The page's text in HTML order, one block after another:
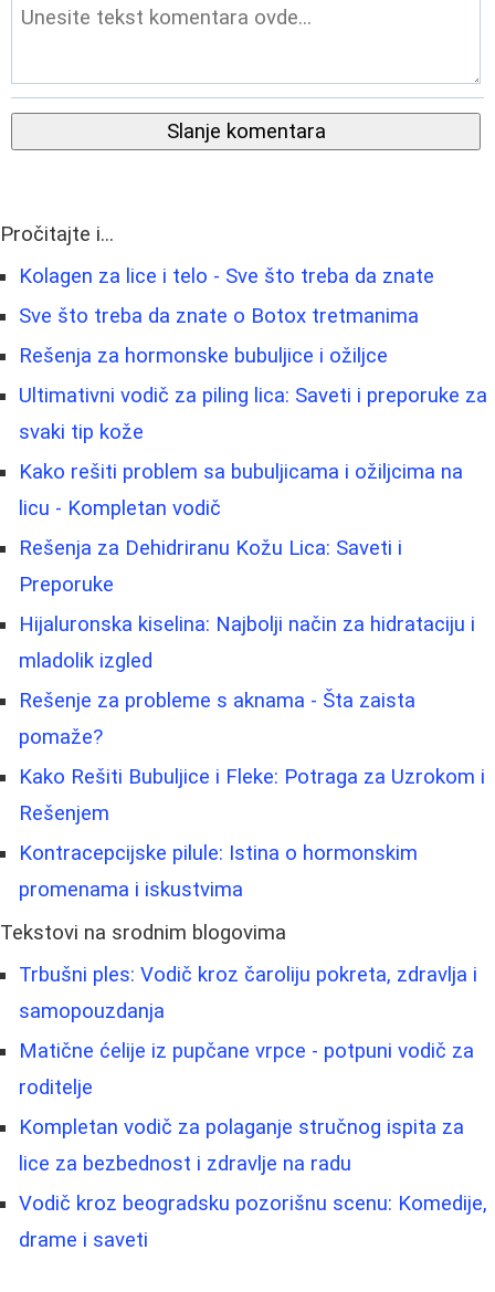
Slanje komentara
Pročitajte i...
Kolagen za lice i telo - Sve što treba da znate
Sve što treba da znate o Botox tretmanima
Rešenja za hormonske bubuljice i ožiljce
Ultimativni vodič za piling lica: Saveti i preporuke za
svaki tip kože
Kako rešiti problem sa bubuljicama i ožiljcima na
licu - Kompletan vodič
Rešenja za Dehidriranu Kožu Lica: Saveti i
Preporuke
Hijaluronska kiselina: Najbolji način za hidrataciju i
mladolik izgled
Rešenje za probleme s aknama - Šta zaista
pomaže?
Kako Rešiti Bubuljice i Fleke: Potraga za Uzrokom i
Rešenjem
Kontracepcijske pilule: Istina o hormonskim
promenama i iskustvima
Tekstovi na srodnim blogovima
Trbušni ples: Vodič kroz čaroliju pokreta, zdravlja i
samopouzdanja
Matične ćelije iz pupčane vrpce - potpuni vodič za
roditelje
Kompletan vodič za polaganje stručnog ispita za
lice za bezbednost i zdravlje na radu
Vodič kroz beogradsku pozorišnu scenu: Komedije,
drame i saveti